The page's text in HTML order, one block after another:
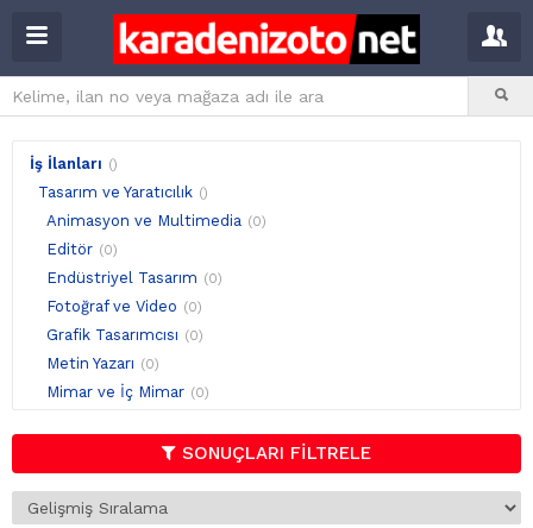
İş İlanları ()
Tasarım ve Yaratıcılık ()
Animasyon ve Multimedia (0)
Editör (0)
Endüstriyel Tasarım (0)
Fotoğraf ve Video (0)
Grafik Tasarımcısı (0)
Metin Yazarı (0)
Mimar ve İç Mimar (0)
SONUÇLARI FİLTRELE